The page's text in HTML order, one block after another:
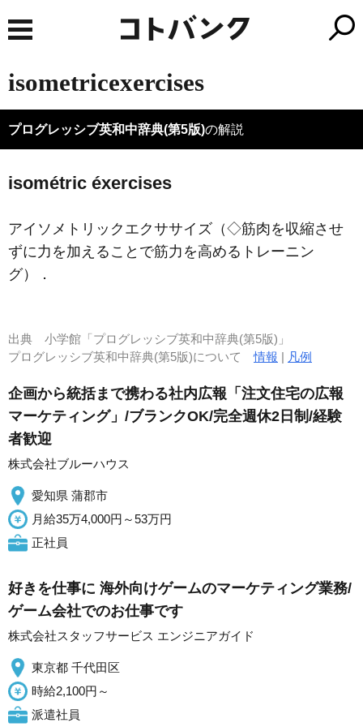
isometricexercises
プログレッシブ英和中辞典(第5版)の解説
isométric éxercises
アイソメトリックエクササイズ（◇筋肉を収縮させ
ずに力を加えることで筋力を高めるトレーニン
グ）
．
出典 小学館「プログレッシブ英和中辞典(第5版)」
プログレッシブ英和中辞典(第5版)について情報 | 凡例
企画から統括まで携わる社内広報「注文住宅の広報
マーケティング」/ブランクOK/完全週休2日制/経験
者歓迎
株式会社ブルーハウス
愛知県 蒲郡市
月給35万4,000円～53万円
正社員
好きを仕事に 海外向けゲームのマーケティング業務/
ゲーム会社でのお仕事です
株式会社スタッフサービス エンジニアガイド
東京都 千代田区
時給2,100円～
派遣社員